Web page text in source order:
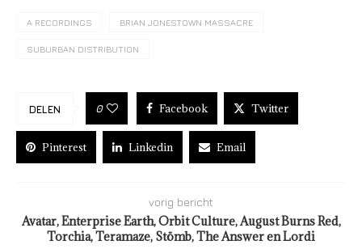
A RECORDINGS BRIAN JONESTOWN MASSACRE
SUBURBAN DISTRIBUTION
DELEN 0 Facebook Twitter
Pinterest Linkedin Email
vorig bericht
Avatar, Enterprise Earth, Orbit Culture, August Burns Red,
Torchia, Teramaze, Stömb, The Answer en Lordi